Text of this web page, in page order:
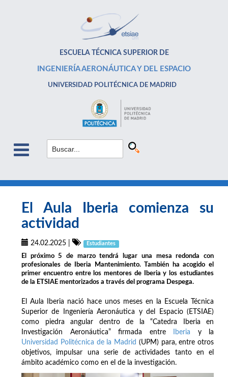
ESCUELA TÉCNICA SUPERIOR DE
INGENIERÍA AERONÁUTICA Y DEL ESPACIO
UNIVERSIDAD POLITÉCNICA DE MADRID
El Aula Iberia comienza su
actividad
24.02.2025 Estudiantes
El próximo 5 de marzo tendrá lugar una mesa redonda con
profesionales de Iberia Mantenimiento. También ha acogido el
primer encuentro entre los mentores de Iberia y los estudiantes
de la ETSIAE mentorizados a través del programa Despega.
El Aula Iberia nació hace unos meses en la Escuela Técnica
Superior de Ingeniería Aeronáutica y del Espacio (ETSIAE)
como piedra angular dentro de la “Catedra Iberia en
Investigación Aeronáutica” firmada entre
Iberia y la
Universidad Politécnica de la Madrid (UPM) para, entre otros
objetivos, impulsar una serie de actividades tanto en el
ámbito académico como en el de la investigación.